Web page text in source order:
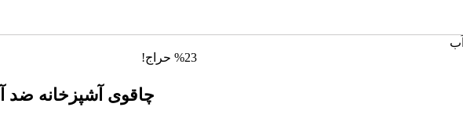
%23 حراج!
چاقوی آشپزخانه ضد